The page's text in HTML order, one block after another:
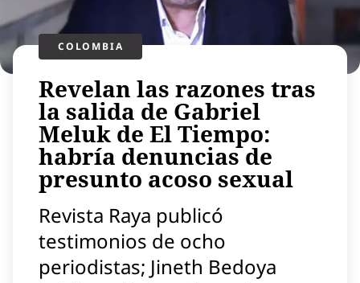
Vida
Mundo
Virales
Tecnología
Economía
Estilo de vida
Contenido patrocinado
Instagram
COLOMBIA
Revelan las razones tras
la salida de Gabriel
Meluk de El Tiempo:
habría denuncias de
presunto acoso sexual
Revista Raya publicó
testimonios de ocho
periodistas; Jineth Bedoya